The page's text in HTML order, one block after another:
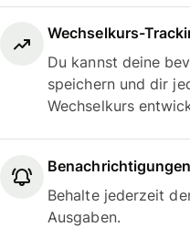
Wechselkurs-
Du kannst deine
speichern und dir
Wechselkurs
Behalte jederzeit
Ausgaben.